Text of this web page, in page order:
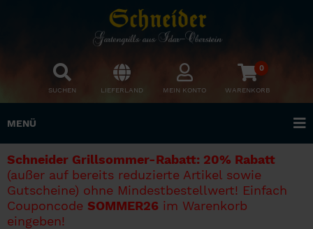
SUCHEN LIEFERLAND MEIN KONTO
0
WARENKORB
MENÜ
Schneider Grillsommer-Rabatt: 20% Rabatt
(außer auf bereits reduzierte Artikel sowie
Gutscheine) ohne Mindestbestellwert! Einfach
Couponcode SOMMER26 im Warenkorb
eingeben!